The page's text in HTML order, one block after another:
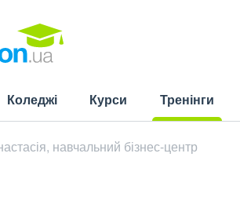
Коледжі Курси
Тренінги
навчальний бізнес-центр